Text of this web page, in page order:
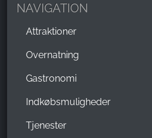
NAVIGATION
Attraktioner
Overnatning
Gastronomi
Indkøbsmuligheder
Tjenester